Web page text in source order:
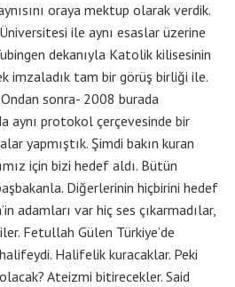
oraya mektup olarak verdik.
ile aynı esaslar üzerine
dekanıyla Katolik kilisesinin
imzaladık tam bir görüş birliği ile.
sonra- 2008 burada
aynı protokol çerçevesinde bir
yapmıştık. Şimdi bakın kuran
için bizi hedef aldı. Bütün
Diğerlerinin hiçbirini hedef
adamları var hiç ses çıkarmadılar,
Fetullah Gülen Türkiye’de
Halifelik kuracaklar. Peki
Ateizmi bitirecekler. Said